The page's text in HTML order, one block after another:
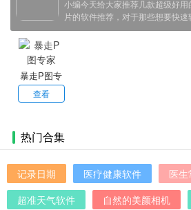
小编今天给大家推荐几款超级好
片的软件推荐，对于那些想要快
妨试试小编下面推荐的软件，这
暴走P图专
家
查看
热门合集
记录日期 医疗健康软件
医
超准天气软件
自然的美颜相机